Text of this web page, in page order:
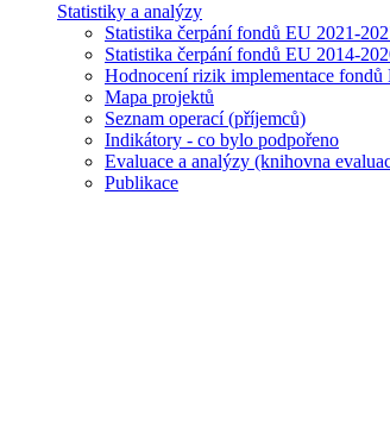
Statistiky a analýzy
Statistika čerpání fondů EU 2021-
Statistika čerpání fondů EU 2014-
Hodnocení rizik implementace fondů
Mapa projektů
Seznam operací (příjemců)
Indikátory - co bylo podpořeno
Evaluace a analýzy (knihovna
Publikace